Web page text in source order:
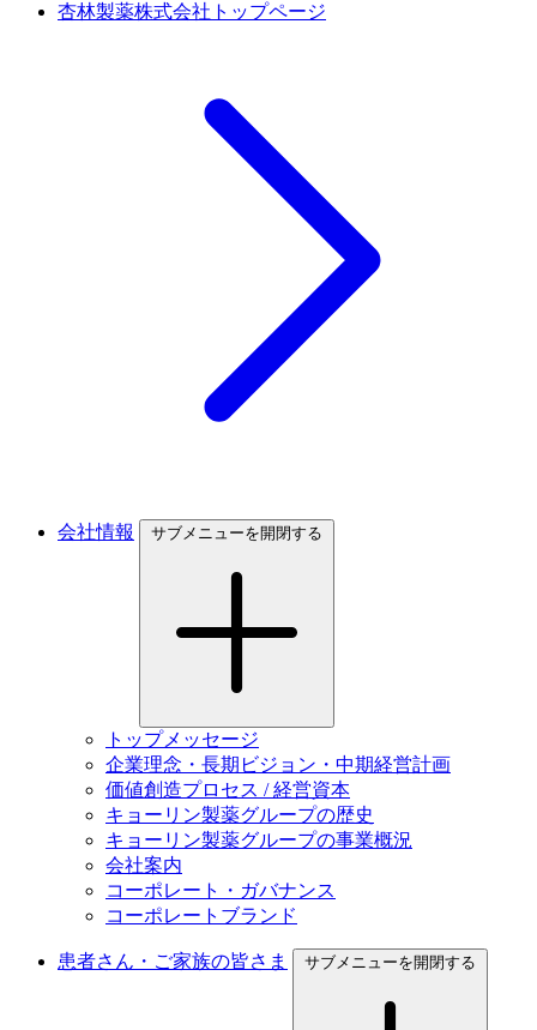
杏林製薬株式会社トップページ
会社情報 サブメニューを開閉する
トップメッセージ
企業理念・長期ビジョン・中期経営計画
価値創造プロセス / 経営資本
キョーリン製薬グループの歴史
キョーリン製薬グループの事業概況
会社案内
コーポレート・ガバナンス
コーポレートブランド
患者さん・ご家族の皆さま サブメニューを開閉する